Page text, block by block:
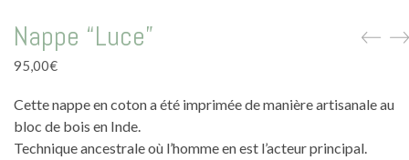
Nappe “Luce”
95,00€
Cette nappe en coton a été imprimée de manière artisanale au
bloc de bois en Inde.
Technique ancestrale où l’homme en est l’acteur principal.